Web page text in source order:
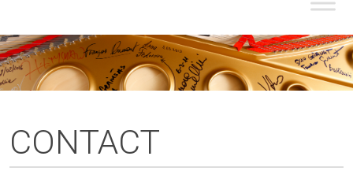
CONTACT